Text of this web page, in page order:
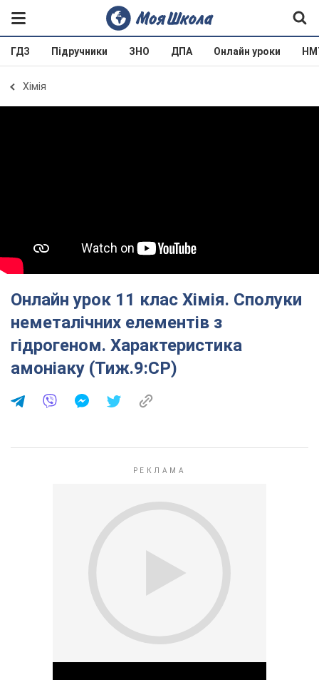
ГДЗ Підручники ЗНО ДПА Онлайн уроки
Хімія
Онлайн урок 11 клас Хімія. Сполуки
неметалічних елементів з
гідрогеном. Характеристика
амоніаку (Тиж.9:СР)